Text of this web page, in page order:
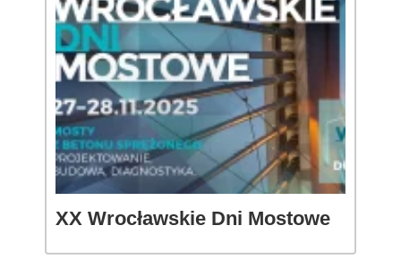
XX Wrocławskie Dni Mostowe